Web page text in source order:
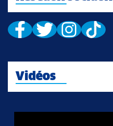
Vidéos